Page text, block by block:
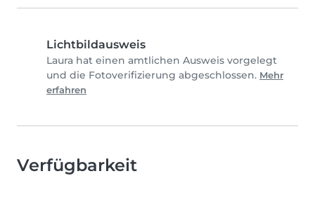
Lichtbildausweis
Laura hat einen amtlichen Ausweis vorgelegt
und die Fotoverifizierung abgeschlossen. Mehr
erfahren
Verfügbarkeit